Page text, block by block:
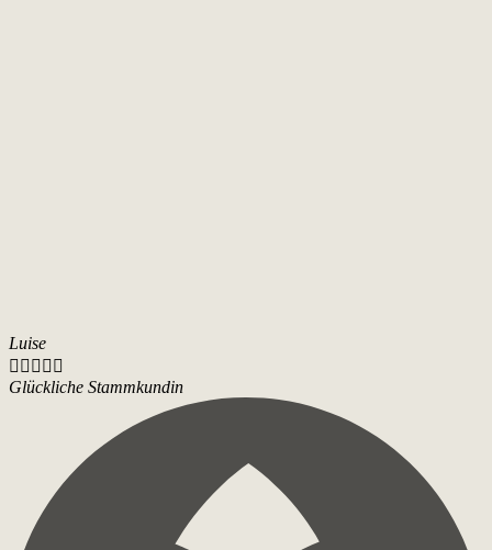
Luise
    
Glückliche Stammkundin